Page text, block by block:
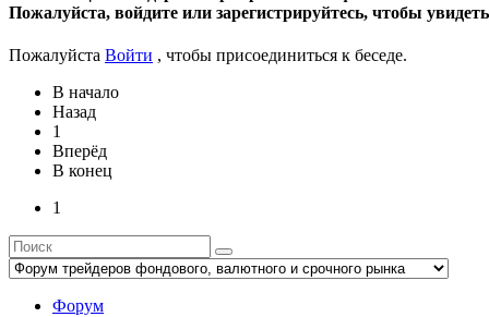
Пожалуйста, войдите или зарегистрируйтесь, чтобы
Пожалуйста Войти , чтобы присоединиться к беседе.
В начало
Назад
1
Вперёд
В конец
1
Форум